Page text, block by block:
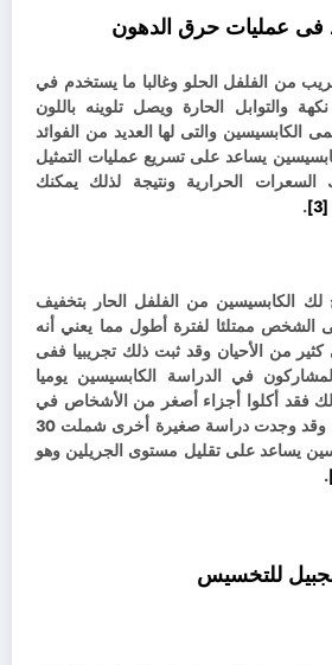
فى عمليات حرق الدهون
من الفلفل الحلو وغالبا ما يستخدم في
والتوابل الحارة ويصل تلوينه باللون
الكابسيسين والتى لها العديد من الفوائد
يساعد على تسريع عمليات التمثيل
السعرات الحرارية ونتيجة لذلك يمكنك
[3]
.
لك الكابسيسين من الفلفل الحار بتخفيف
الشخص ممتلئا لفترة أطول مما يعني أنه
من الأحيان وقد ثبت ذلك تجريبيا ففى
في الدراسة الكابسيسين يوميا
فقد أكلوا أجزاء أصغر من الأشخاص في
وقد
وجدت دراسة صغيرة أخرى شملت 30
يساعد على تقليل مستوى الجريلين وهو
.
للتخسيس